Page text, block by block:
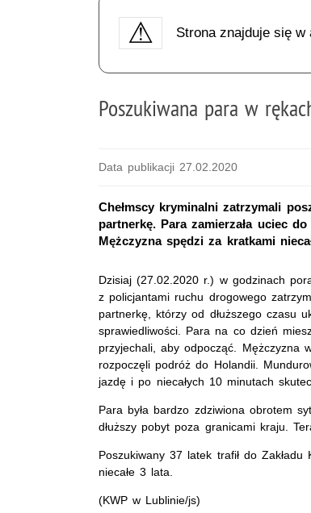
Strona znajduje się w
Poszukiwana para w
Data publikacji 27.02.2020
Chełmscy kryminalni zatrzymali
partnerkę. Para zamierzała uciec
Mężczyzna spędzi za kratkami
Dzisiaj (27.02.2020 r.) w godzinach
z policjantami ruchu drogowego
partnerkę, którzy od dłuższego czasu
sprawiedliwości. Para na co dzień
przyjechali, aby odpocząć. Mężczyzna
rozpoczęli podróż do Holandii.
jazdę i po niecałych 10 minutach
Para była bardzo zdziwiona obrotem
dłuższy pobyt poza granicami kraju.
Poszukiwany 37 latek trafił do
niecałe 3 lata.
(KWP w Lublinie/js)